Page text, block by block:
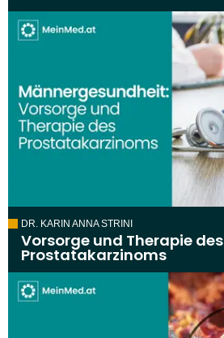
DR. KARIN ANNA STRINI
Vorsorge und Therapie des
Prostatakarzinoms